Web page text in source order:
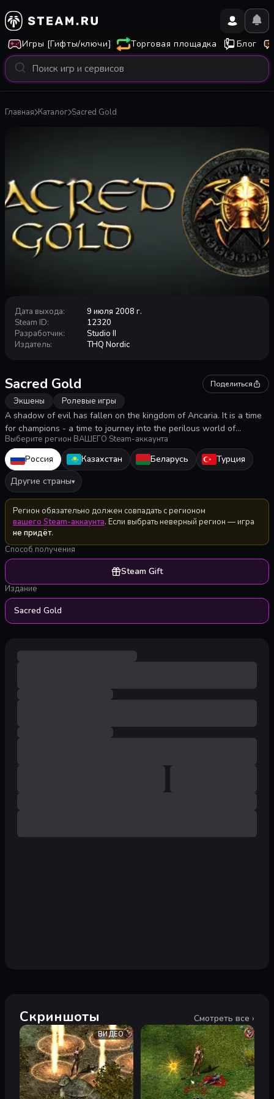
Игры [Гифты/ключи] Торговая площадка Блог
Главная Каталог Sacred Gold
Дата выхода:
9 июля 2008 г.
Steam ID:
12320
Разработчик:
Studio II
Издатель: THQ Nordic
Sacred Gold Поделиться
Экшены Ролевые игры
A shadow of evil has fallen on the kingdom of Ancaria. It is a time
for champions - a time to journey into the perilous world of
SACRED. Battle blood-thirsty orcs &amp; lumbering ogres... Destroy
undead wizards &amp; rotting mummies... Slay hellish demons
&amp; legendary dragons.
Выберите регион ВАШЕГО Steam-аккаунта
Россия Казахстан Беларусь
Турция
Другие страны▾
Регион обязательно должен совпадать с регионом
вашего Steam-аккаунта. Если выбрать неверный регион — игра
не придёт.
Способ получения
Steam Gift
Издание
Sacred Gold
Скриншоты Смотреть все ›
ВИДЕО